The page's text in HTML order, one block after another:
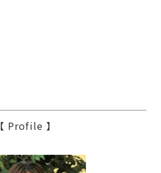
【 Profile 】